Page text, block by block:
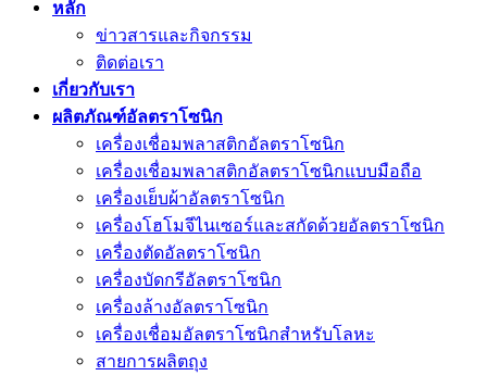
หลัก
ข่าวสารและกิจกรรม
ติดต่อเรา
เกี่ยวกับเรา
ผลิตภัณฑ์อัลตราโซนิก
เครื่องเชื่อมพลาสติกอัลตราโซนิก
เครื่องเชื่อมพลาสติกอัลตราโซนิกแบบมือถือ
เครื่องเย็บผ้าอัลตราโซนิก
เครื่องโฮโมจีไนเซอร์และสกัดด้วยอัลตราโซนิก
เครื่องตัดอัลตราโซนิก
เครื่องบัดกรีอัลตราโซนิก
เครื่องล้างอัลตราโซนิก
เครื่องเชื่อมอัลตราโซนิกสำหรับโลหะ
สายการผลิตถุง